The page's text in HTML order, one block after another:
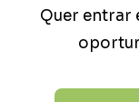
Quer entrar